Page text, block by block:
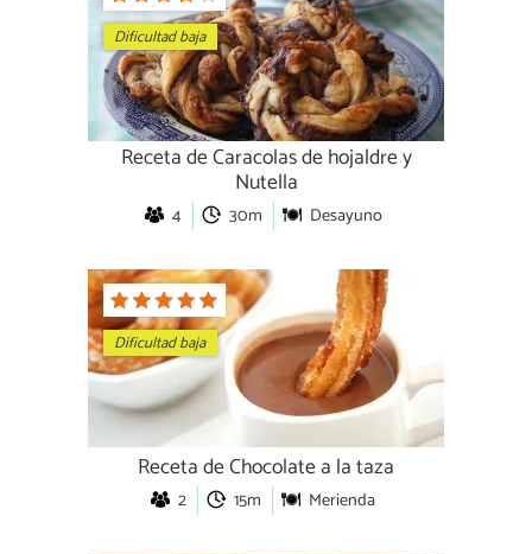
Dificultad baja
Receta de Caracolas de hojaldre y
Nutella
4 30m Desayuno
Dificultad baja
Receta de Chocolate a la taza
2 15m Merienda